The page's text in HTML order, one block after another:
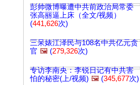
彭帅微博曝遭中共前政治局常委
张高丽逼上床（全文/视频）
(441,626次)
三呆婊江泽民与108名中共亿元贪
官 🖼️ (279,326次)
专访李南央：李锐日记有中共害
怕的秘密(上/视频) 🖼️ (345,677次)